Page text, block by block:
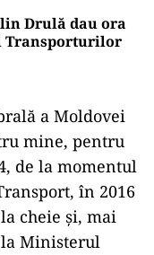
Drulă dau ora
Transporturilor
a Moldovei
mine, pentru
de la momentul
în 2016
cheie și, mai
Ministerul